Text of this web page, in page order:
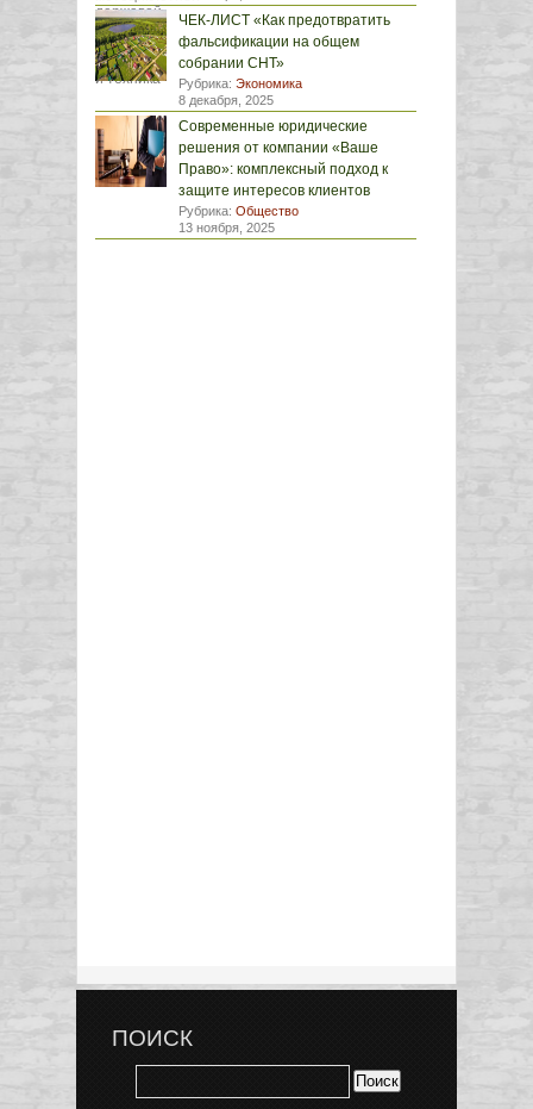
ЧЕК-ЛИСТ «Как предотвратить
фальсификации на общем
собрании СНТ»
Рубрика: Экономика
8 декабря, 2025
Современные юридические
решения от компании «Ваше
Право»: комплексный подход к
защите интересов клиентов
Рубрика: Общество
13 ноября, 2025
ПОИСК